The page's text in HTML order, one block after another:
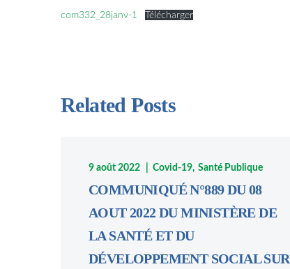
com332_28janv-1 Télécharger
Related Posts
9 août 2022 Covid-19 Santé Publique
COMMUNIQUÉ N°889 DU 08
AOUT 2022 DU MINISTÈRE DE
LA SANTÉ ET DU
DÉVELOPPEMENT SOCIAL SUR